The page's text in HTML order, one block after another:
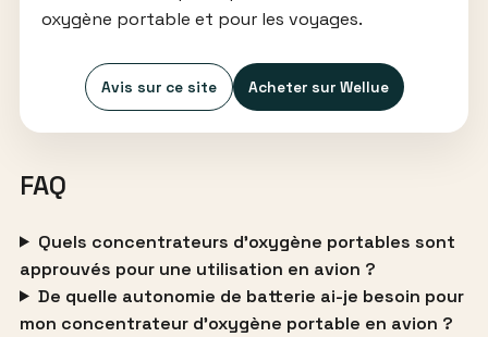
oxygène portable et pour les voyages.
Avis sur ce site Acheter sur Wellue
FAQ
Quels concentrateurs d’oxygène portables sont
approuvés pour une utilisation en avion ?
De quelle autonomie de batterie ai-je besoin pour
mon concentrateur d’oxygène portable en avion ?